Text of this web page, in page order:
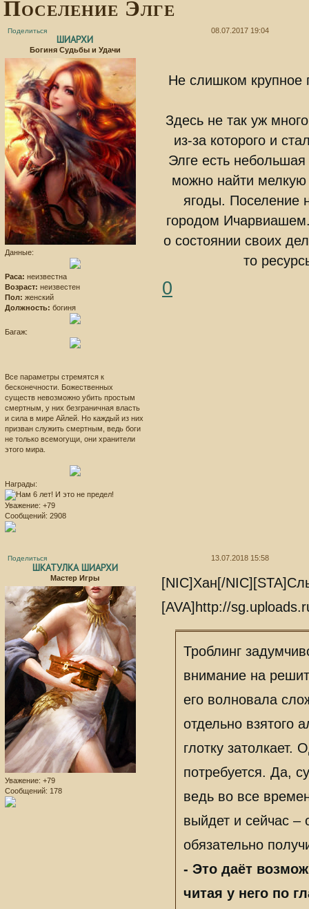
Поселение Элге
Поделиться 08.07.2017 19:04
ШИАРХИ
Богиня Судьбы и Удачи
Данные:
Раса: неизвестна
Возраст: неизвестен
Пол: женский
Должность: богиня
Багаж:
Все параметры стремятся к
бесконечности. Божественных
существ невозможно убить простым
смертным, у них безграничная власть
и сила в мире Айлей. Но каждый из них
призван служить смертным, ведь боги
не только всемогущи, они хранители
этого мира.
Награды:
Уважение: +79
Сообщений: 2908
Не слишком крупное
Здесь не так уж
из-за которого и
Элге есть
можно найти
ягоды. Поселение
городом
о состоянии своих
то
0
Поделиться 13.07.2018 15:58
ШКАТУЛКА ШИАРХИ
Мастер Игры
Уважение: +79
Сообщений: 178
[NIC]Хан[/
[AVA]http://
Троблинг
внимание на
его волновала
отдельно взятого
глотку затолкает.
потребуется. Да,
ведь во все
выйдет и сейчас –
обязательно
- Это даёт
читая у него по